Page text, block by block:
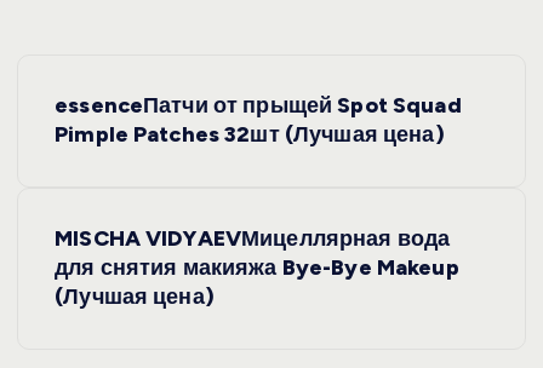
essenceПатчи от прыщей Spot Squad
Pimple Patches 32шт (Лучшая цена)
MISCHA VIDYAEVМицеллярная вода
для снятия макияжа Bye-Bye Makeup
(Лучшая цена)